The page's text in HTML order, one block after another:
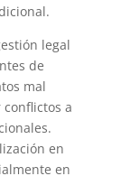
legal
de
mal
a
en
en